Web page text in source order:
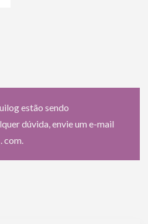
estão sendo
dúvida, envie um e-mail
com.